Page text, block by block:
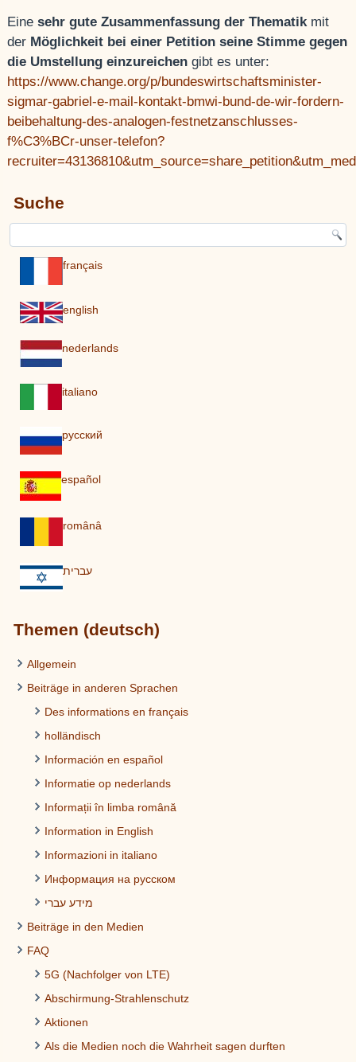
Einesehr gute Zusammenfassung der Thematikmit
der Möglichkeit bei einer Petition seine Stimme gegen
die Umstellung einzureichen gibt es unter:
https://www.change.org/p/bundeswirtschaftsminister-
sigmar-gabriel-e-mail-kontakt-bmwi-bund-de-wir-fordern-
beibehaltung-des-analogen-festnetzanschlusses-
f%C3%BCr-unser-telefon?
Suche
français
english
nederlands
italiano
pусский
español
românâ
עברית
Themen (deutsch)
Allgemein
Beiträge in anderen Sprachen
Des informations en français
holländisch
Información en español
Informatie op nederlands
Informații în limba română
Information in English
Informazioni in italiano
Информация на русском
מידע עברי
Beiträge in den Medien
FAQ
5G (Nachfolger von LTE)
Abschirmung-Strahlenschutz
Aktionen
Als die Medien noch die Wahrheit sagen durften